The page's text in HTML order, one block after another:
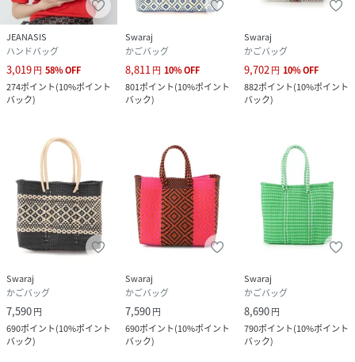
JEANASIS
ハンドバッグ
3,019円 58%OFF
274ポイント(10%ポイント
バック)
Swaraj
かごバッグ
8,811円 10%OFF
801ポイント(10%ポイント
バック)
Swaraj
かごバッグ
9,702円 10%OFF
882ポイント(10%ポイント
バック)
Swaraj
かごバッグ
7,590円
690ポイント(10%ポイント
バック)
Swaraj
かごバッグ
7,590円
690ポイント(10%ポイント
バック)
Swaraj
かごバッグ
8,690円
790ポイント(10%ポイント
バック)